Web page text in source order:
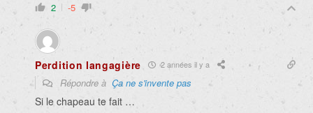
2 -5
Perdition langagière 2 années il y a
Répondre à Ça ne s'invente pas
Si le chapeau te fait …